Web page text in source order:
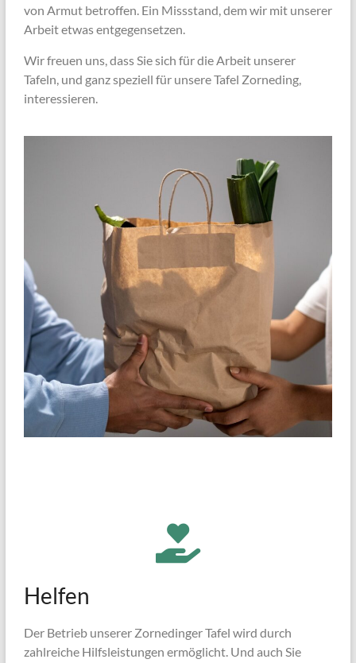
von Armut betroffen. Ein Missstand, dem wir mit unserer
Arbeit etwas entgegensetzen.
Wir freuen uns, dass Sie sich für die Arbeit unserer
Tafeln, und ganz speziell für unsere Tafel Zorneding,
interessieren.
Helfen
Der Betrieb unserer Zornedinger Tafel wird durch
zahlreiche Hilfsleistungen ermöglicht. Und auch Sie